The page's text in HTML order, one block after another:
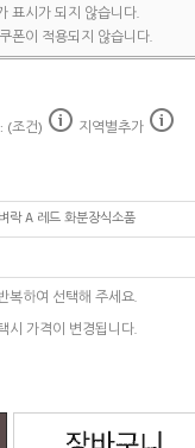
표시가 되지 않습니다.
폰이 적용되지 않습니다.
(조건)
지역별추가
락 A 레드 화분장식소품
복하여 선택해 주세요.
시 가격이 변경됩니다.